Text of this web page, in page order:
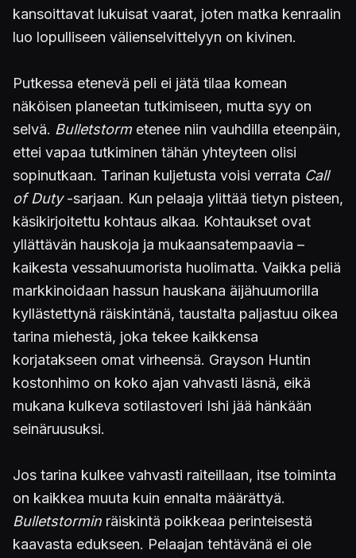
kansoittavat lukuisat vaarat, joten matka kenraalin
luo lopulliseen välienselvittelyyn on kivinen.
Putkessa etenevä peli ei jätä tilaa komean
näköisen planeetan tutkimiseen, mutta syy on
selvä. Bulletstormetenee niin vauhdilla eteenpäin,
ettei vapaa tutkiminen tähän yhteyteen olisi
sopinutkaan. Tarinan kuljetusta voisi verrata Call
of Duty-sarjaan. Kun pelaaja ylittää tietyn pisteen,
käsikirjoitettu kohtaus alkaa. Kohtaukset ovat
yllättävän hauskoja ja mukaansatempaavia –
kaikesta vessahuumorista huolimatta. Vaikka peliä
markkinoidaan hassun hauskana äijähuumorilla
kyllästettynä räiskintänä, taustalta paljastuu oikea
tarina miehestä, joka tekee kaikkensa
korjatakseen omat virheensä. Grayson Huntin
kostonhimo on koko ajan vahvasti läsnä, eikä
mukana kulkeva sotilastoveri Ishi jää hänkään
seinäruusuksi.
Jos tarina kulkee vahvasti raiteillaan, itse toiminta
on kaikkea muuta kuin ennalta määrättyä.
Bulletstormin räiskintä poikkeaa perinteisestä
kaavasta edukseen. Pelaajan tehtävänä ei ole